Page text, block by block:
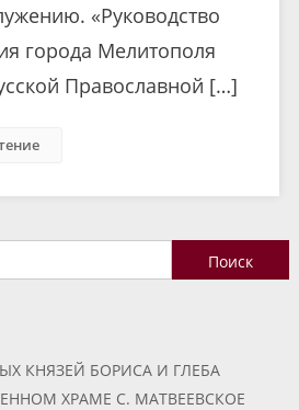
«Руководство
города Мелитополя
Православной […]
Найти:
КНЯЗЕЙ БОРИСА И ГЛЕБА
ХРАМЕ С. МАТВЕЕВСКОЕ